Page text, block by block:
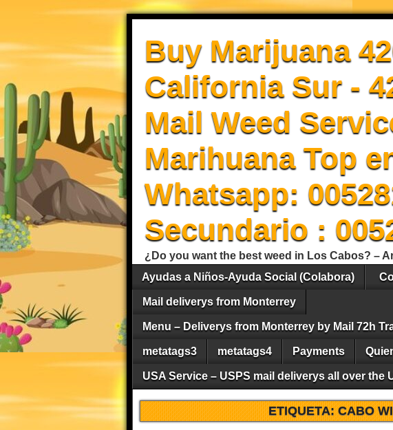
Buy Marijuana
California Sur -
Mail Weed
Marihuana Top
Whatsapp:
Secundario :
¿Do you want the best weed in Los Cabos? –
Ayudas a Niños-Ayuda Social (Colabora)
Mail deliverys from Monterrey
Menu – Deliverys from Monterrey by Mail 72h
metatags3 metatags4 Payments
USA Service – USPS mail deliverys all over the
ETIQUETA:CABO